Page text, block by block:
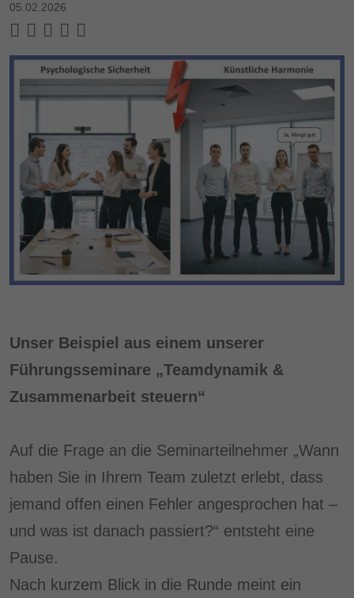
05.02.2026
Unser Beispiel aus einem unserer
Führungsseminare „Teamdynamik &
Zusammenarbeit steuern“
Auf die Frage an die Seminarteilnehmer „Wann
haben Sie in Ihrem Team zuletzt erlebt, dass
jemand offen einen Fehler angesprochen hat –
und was ist danach passiert?“ entsteht eine
Pause.
Nach kurzem Blick in die Runde meint ein